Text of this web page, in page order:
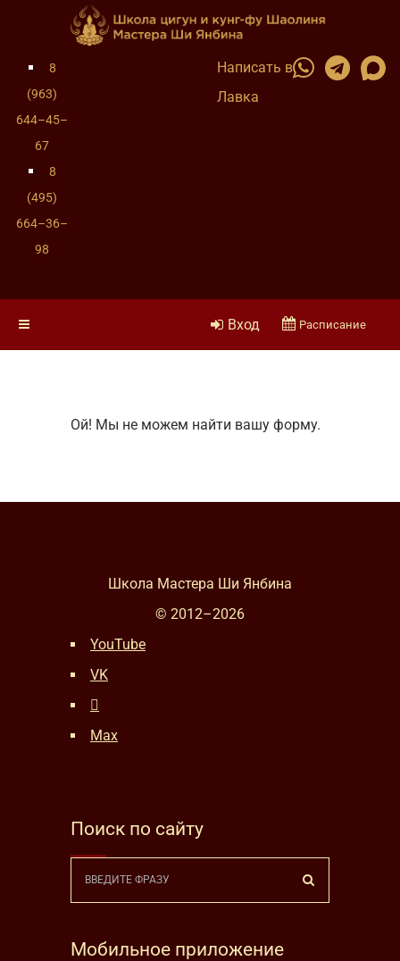
8
(963)
644–45–
67
8
(495)
664–36–
98
Написать в
Лавка
Вход Расписание
Ой! Мы не можем найти вашу форму.
Школа Мастера Ши Янбина
© 2012–2026
YouTube
VK
Max
Поиск по сайту
Мобильное приложение